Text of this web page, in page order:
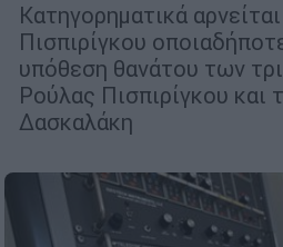
Κατηγορηματικά
Πισπιρίγκου
υπόθεση θανάτου των
Ρούλας Πισπιρίγκου και
Δασκαλάκη